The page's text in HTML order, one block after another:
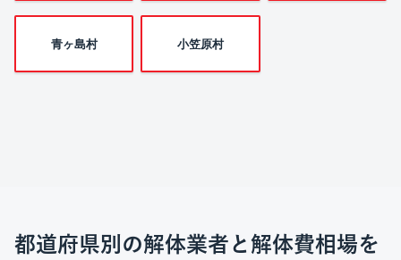
青ヶ島村 小笠原村
都道府県別の解体業者と解体費相場を